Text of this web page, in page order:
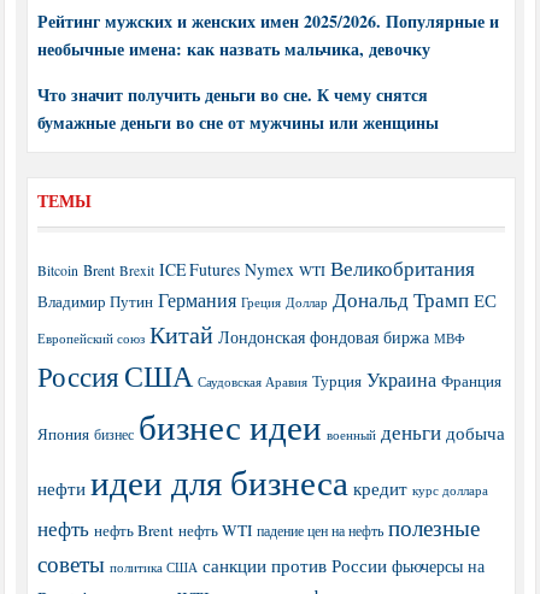
Рейтинг мужских и женских имен 2025/2026. Популярные и
необычные имена: как назвать мальчика, девочку
Что значит получить деньги во сне. К чему снятся
бумажные деньги во сне от мужчины или женщины
ТЕМЫ
Bitcoin Brent Brexit ICE Futures Nymex WTI Великобритания
Владимир Путин Германия Греция Доллар Дональд Трамп ЕС
Европейский союз Китай Лондонская фондовая биржа МВФ
РоссияСША Саудовская Аравия Турция Украина Франция
Япония бизнес бизнес идеи военный деньги добыча
нефти идеи для бизнеса кредит курс доллара
нефть нефть Brent нефть WTI падение цен на нефть полезные
советы политика США санкции против России фьючерсы на